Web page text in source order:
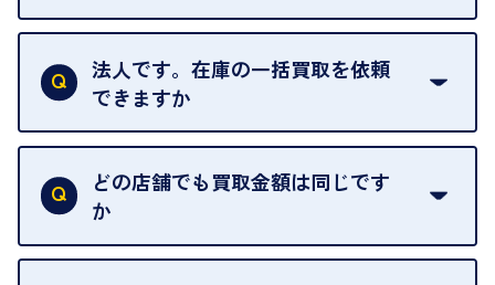
はい。1点でもお伺いします。
法人です。在庫の一括買取を依頼
できますか
はい。喜んで承ります。出張買取をご利用くださ
い。
ご指定の場所にお伺いします。
どの店舗でも買取金額は同じです
か
はい。全店舗一律です。